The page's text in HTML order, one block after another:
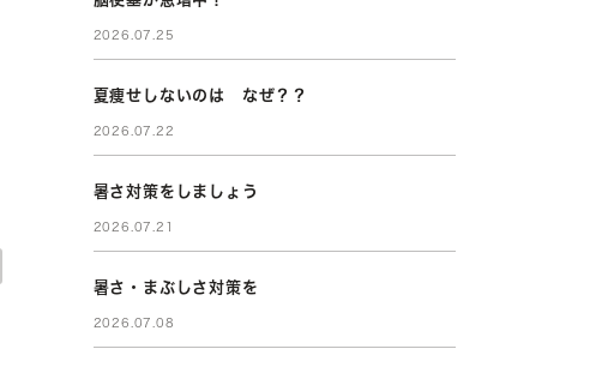
2026.07.25
夏痩せしないのは なぜ？？
2026.07.22
暑さ対策をしましょう
2026.07.21
暑さ・まぶしさ対策を
2026.07.08